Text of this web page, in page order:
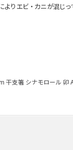
エビ・カニが混じ
干支箸 シナモロール 卯